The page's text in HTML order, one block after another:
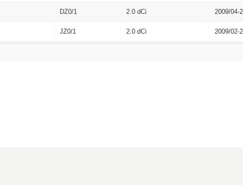
DZ0/1 2.0 dCi 2009/04-
JZ0/1 2.0 dCi 2009/02-